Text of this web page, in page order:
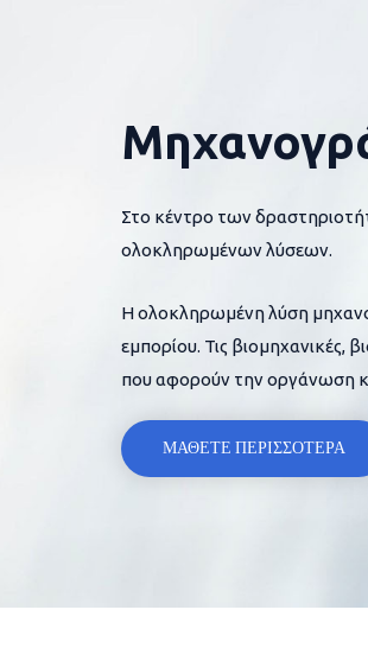
Στο κέντρο των
ολοκληρωμένων λύσεων.
Η ολοκληρωμένη λύση
εμπορίου. Τις βιομηχανικές,
που αφορούν την οργάνωση
ΜΑΘΕΤΕ ΠΕΡΙΣΣΟΤΕΡΑ